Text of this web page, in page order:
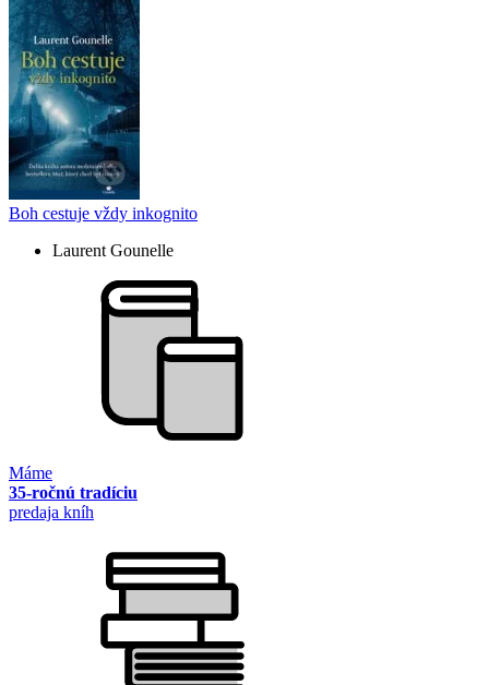
Boh cestuje vždy inkognito
Laurent Gounelle
Máme
35-ročnú tradíciu
predaja kníh